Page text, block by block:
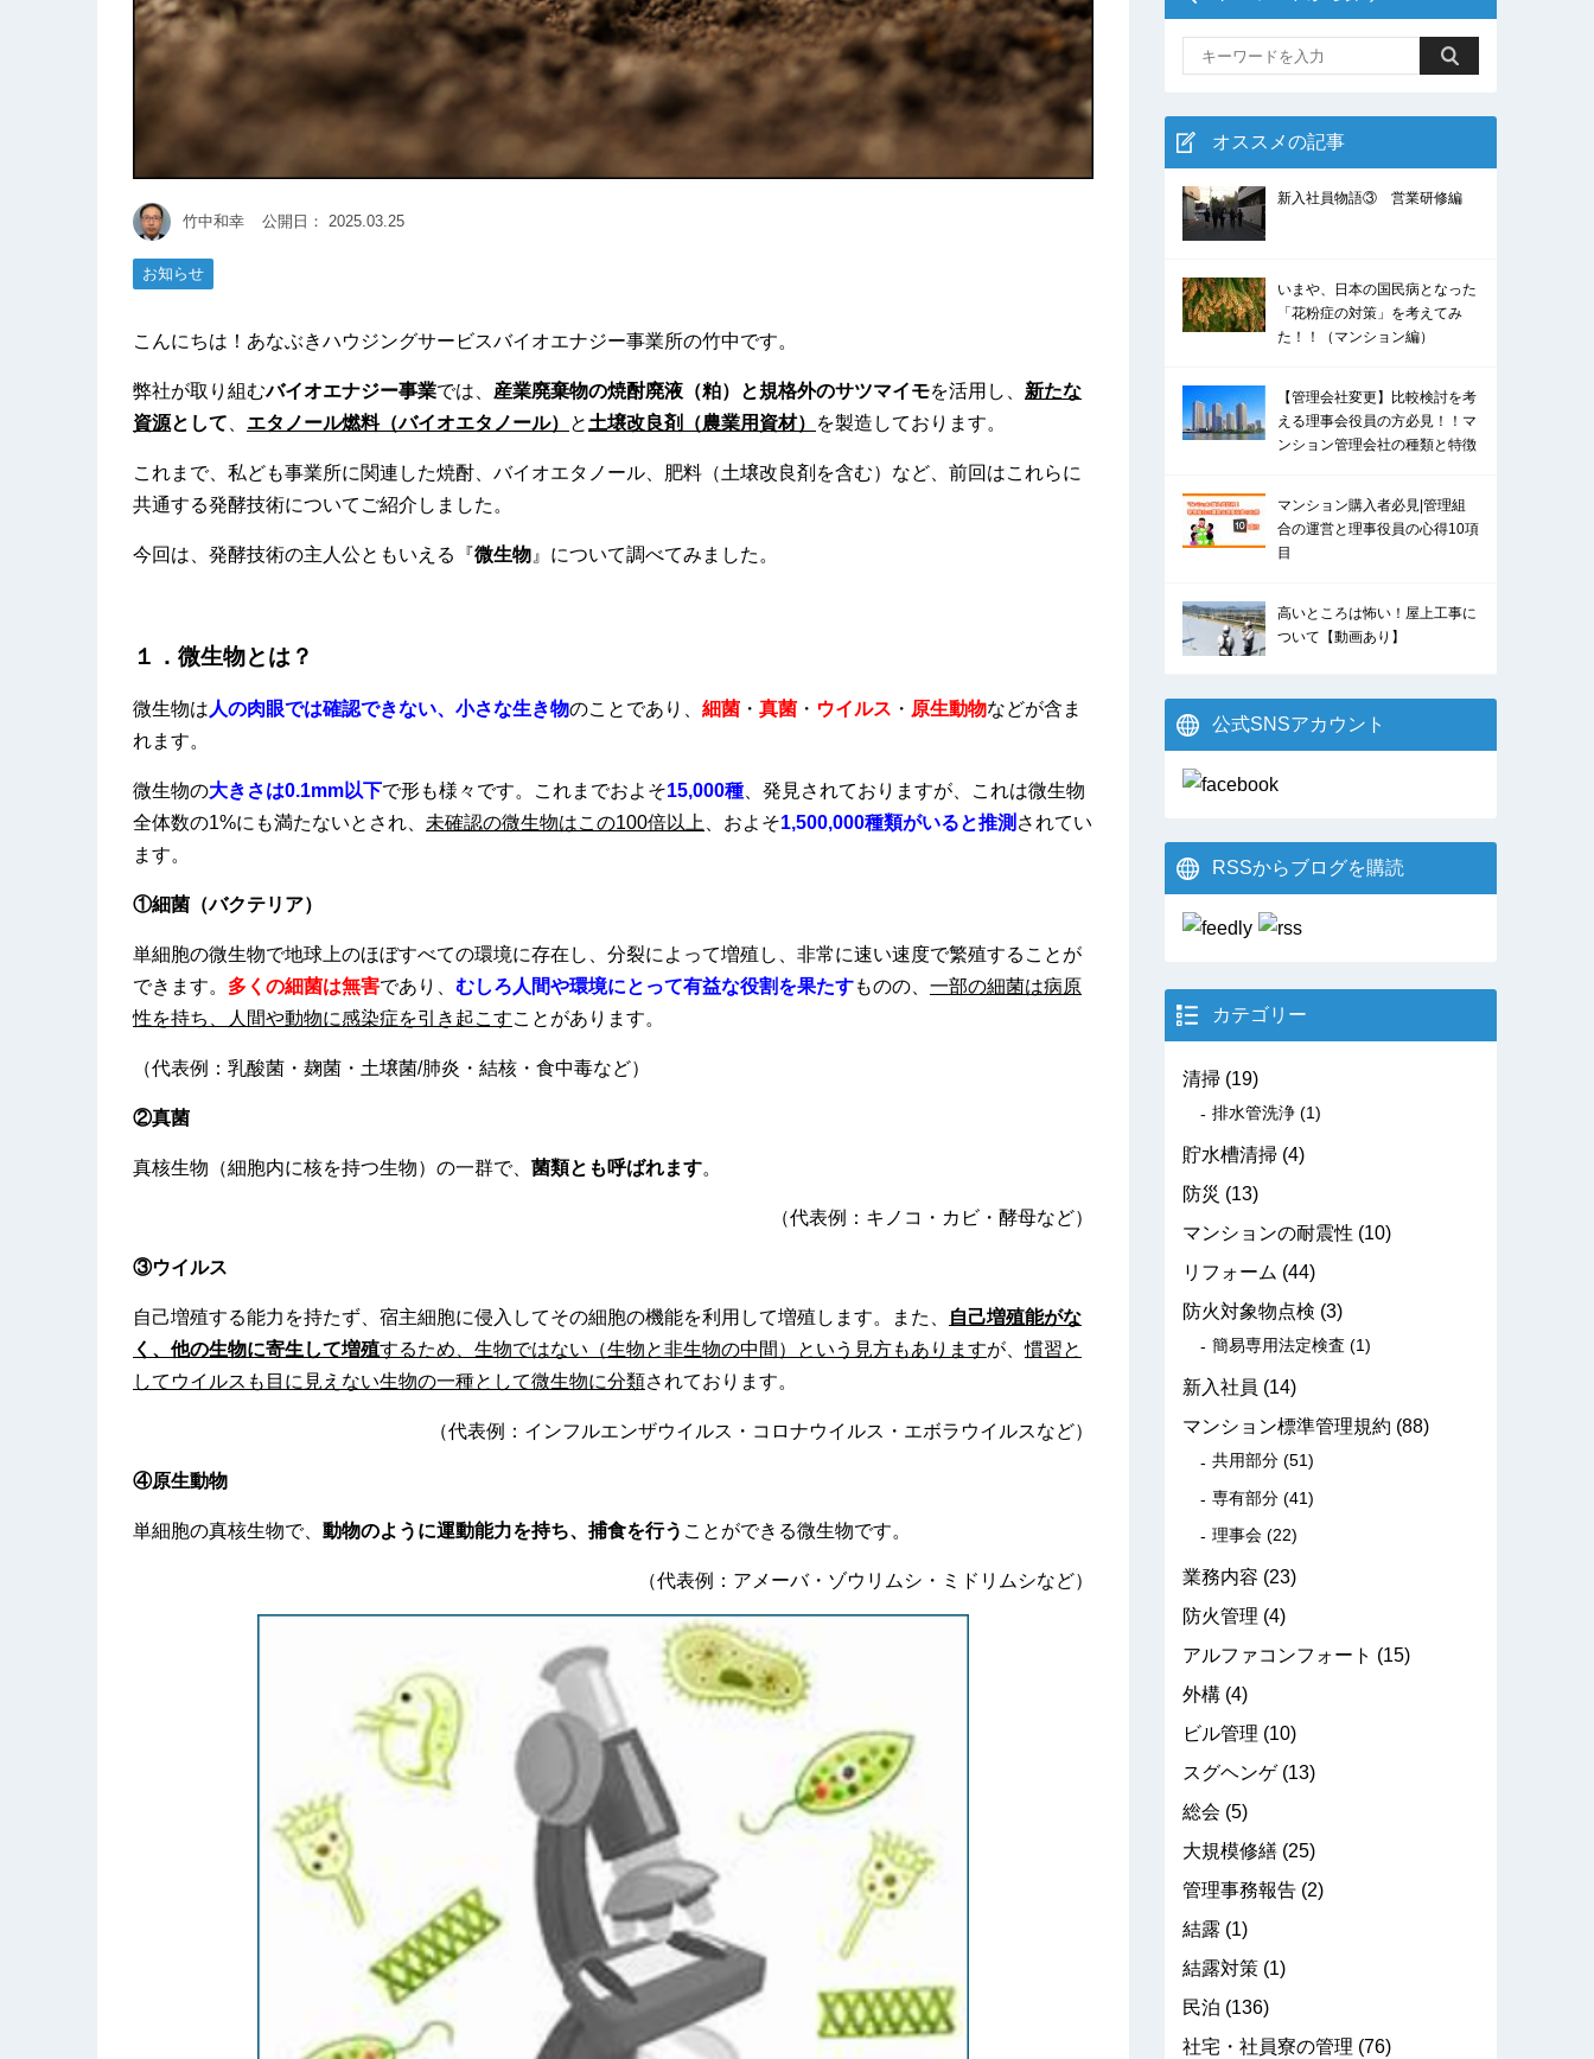
竹中和幸 公開日： 2025.03.25
お知らせ
こんにちは！あなぶきハウジングサービスバイオエナジー事業所の竹中です。
弊社が取り組むバイオエナジー事業では、 産業廃棄物の焼酎廃液（粕）と規格外のサツマイモを活用し、 新たな
資源として エタノール燃料（バイオエタノール） と 土壌改良剤（農業用資材） を製造しております。
これまで、私ども事業所に関連した焼酎、バイオエタノール、肥料（土壌改良剤を含む）など、前回はこれらに
共通する発酵技術についてご紹介しました。
今回は、発酵技術の主人公ともいえる『微生物 』について調べてみました。
１．微生物とは？
微生物は 人の肉眼では確認できない、小さな生き物のことであり、 細菌 ・ 真菌 ・ ウイルス ・ 原生動物などが含ま
れます。
微生物の大きさは0.1mm以下で形も様々です。これまでおよそ15,000種 、発見されておりますが、これは微生物
全体数の1%にも満たないとされ、 未確認の微生物はこの100倍以上 、およそ1,500,000種類がいると推測 されてい
ます。
①細菌（バクテリア）
単細胞の微生物で地球上のほぼすべての環境に存在し、分裂によって増殖し、非常に速い速度で繁殖することが
できます。 多くの細菌は無害であり、 むしろ人間や環境にとって有益な役割を果たすものの、 一部の細菌は病原
性を持ち、人間や動物に感染症を引き起こすことがあります。
（代表例：乳酸菌・麹菌・土壌菌/肺炎・結核・食中毒など）
②真菌
真核生物（細胞内に核を持つ生物）の一群で、 菌類とも呼ばれます。
（代表例：キノコ・カビ・酵母など）
③ウイルス
自己増殖する能力を持たず、宿主細胞に侵入してその細胞の機能を利用して増殖します。また、
自己増殖能がな
く、他の生物に寄生して増殖するため、生物ではない（生物と非生物の中間）という見方もありますが、慣習と
してウイルスも目に見えない生物の一種として微生物に分類されております。
（代表例：インフルエンザウイルス・コロナウイルス・エボラウイルスなど）
④原生動物
単細胞の真核生物で、 動物のように運動能力を持ち、捕食を行う ことができる微生物です。
（代表例：アメーバ・ゾウリムシ・ミドリムシなど）
オススメの記事
新入社員物語③ 営業研修編
いまや、日本の国民病となった
「花粉症の対策」を考えてみ
た！！（マンション編）
【管理会社変更】比較検討を考
える理事会役員の方必見！！マ
ンション管理会社の種類と特徴
マンション購入者必見|管理組
合の運営と理事役員の心得10項
目
高いところは怖い！屋上工事に
ついて【動画あり】
公式SNSアカウント
RSSからブログを購読
カテゴリー
清掃 (19)
排水管洗浄 (1)
貯水槽清掃 (4)
防災 (13)
マンションの耐震性 (10)
リフォーム (44)
防火対象物点検 (3)
簡易専用法定検査 (1)
新入社員 (14)
マンション標準管理規約 (88)
共用部分 (51)
専有部分 (41)
理事会 (22)
業務内容 (23)
防火管理 (4)
アルファコンフォート (15)
外構 (4)
ビル管理 (10)
スグヘンゲ(13)
総会 (5)
大規模修繕 (25)
管理事務報告 (2)
結露 (1)
結露対策 (1)
民泊 (136)
社宅・社員寮の管理 (76)